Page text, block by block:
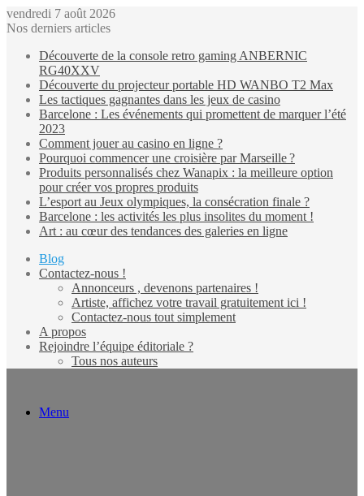
vendredi 7 août 2026
Nos derniers articles
Découverte de la console retro gaming ANBERNIC
RG40XXV
Découverte du projecteur portable HD WANBO T2 Max
Les tactiques gagnantes dans les jeux de casino
Barcelone : Les événements qui promettent de marquer l’été
2023
Comment jouer au casino en ligne ?
Pourquoi commencer une croisière par Marseille ?
Produits personnalisés chez Wanapix : la meilleure option
pour créer vos propres produits
L’esport au Jeux olympiques, la consécration finale ?
Barcelone : les activités les plus insolites du moment !
Art : au cœur des tendances des galeries en ligne
Blog
Contactez-nous !
Annonceurs , devenons partenaires !
Artiste, affichez votre travail gratuitement ici !
Contactez-nous tout simplement
A propos
Rejoindre l’équipe éditoriale ?
Tous nos auteurs
Menu